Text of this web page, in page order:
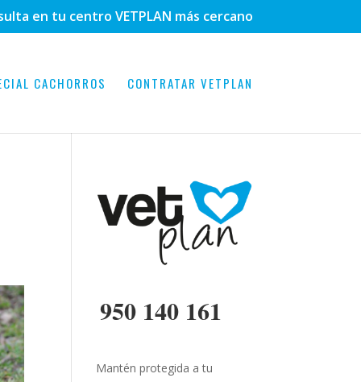
en tu centro VETPLAN más cercano
CACHORROS CONTRATAR VETPLAN
950 140 161
Mantén protegida a tu